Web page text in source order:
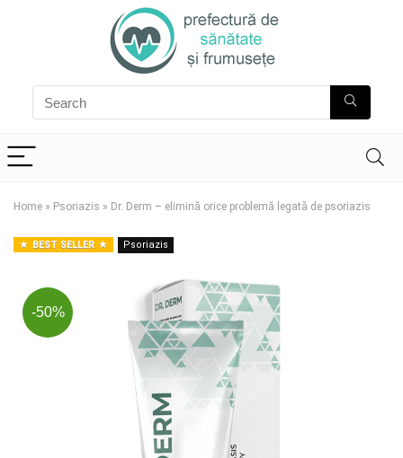
Home » Psoriazis » Dr. Derm – elimină orice problemă legată de psoriazis
BEST SELLER Psoriazis
-50%